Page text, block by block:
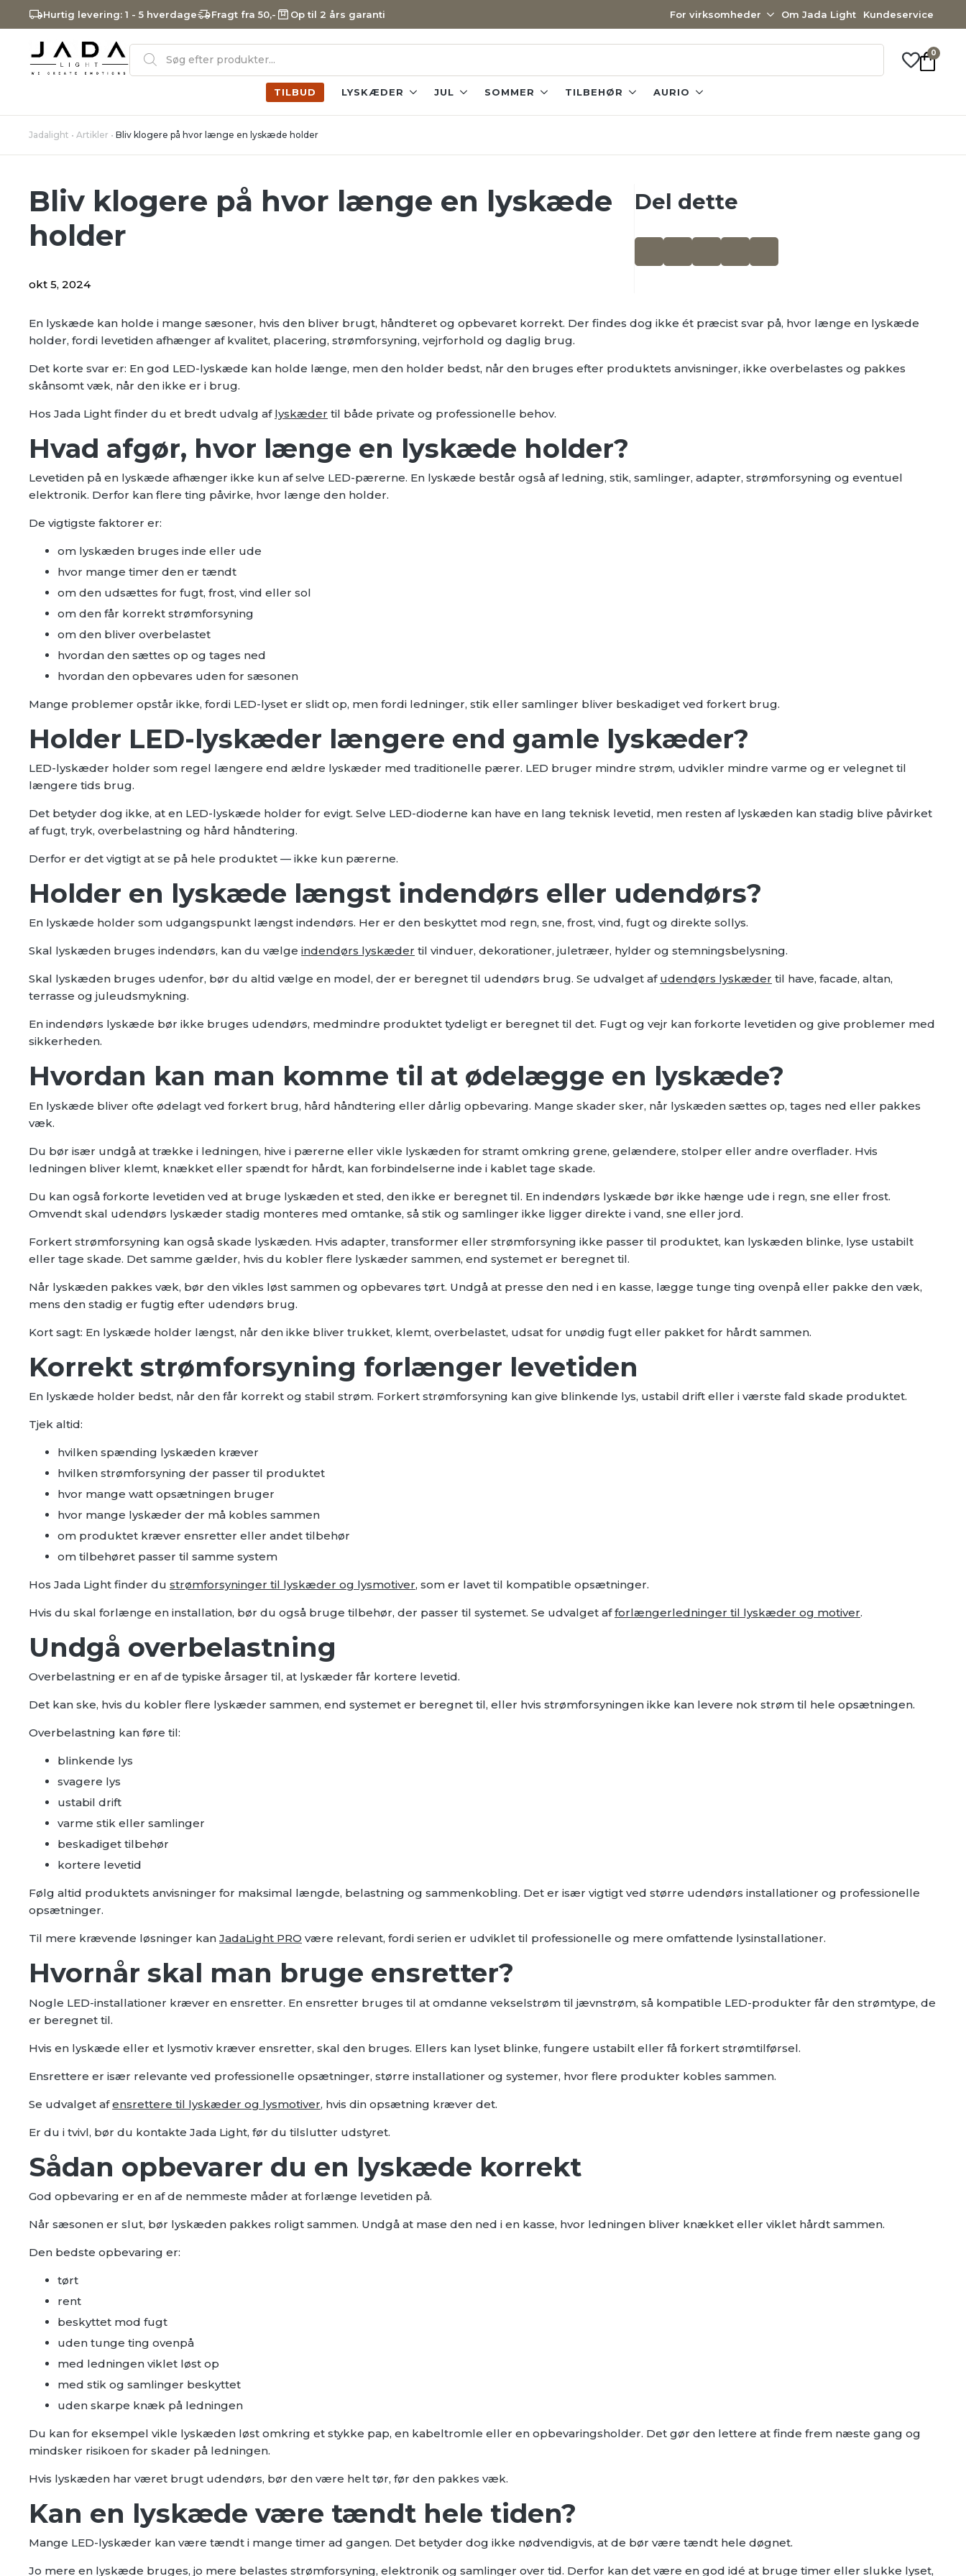
Hurtig levering: 1 - 5 hverdage Fragt fra 50,- Op til 2 års garanti For virksomheder Om Jada Light Kundeservice
Products
search 0
TILBUD LYSKÆDER JUL SOMMER TILBEHØR AURIO
Jadalight • Artikler • Bliv klogere på hvor længe en lyskæde holder
Bliv klogere på hvor længe en lyskæde
holder
okt 5, 2024
Del dette
En lyskæde kan holde i mange sæsoner, hvis den bliver brugt, håndteret og opbevaret korrekt. Der findes dog ikke ét præcist svar på, hvor længe en lyskæde
holder, fordi levetiden afhænger af kvalitet, placering, strømforsyning, vejrforhold og daglig brug.
Det korte svar er: En god LED-lyskæde kan holde længe, men den holder bedst, når den bruges efter produktets anvisninger, ikke overbelastes og pakkes
skånsomt væk, når den ikke er i brug.
Hos Jada Light finder du et bredt udvalg af lyskæder til både private og professionelle behov.
Hvad afgør, hvor længe en lyskæde holder?
Levetiden på en lyskæde afhænger ikke kun af selve LED-pærerne. En lyskæde består også af ledning, stik, samlinger, adapter, strømforsyning og eventuel
elektronik. Derfor kan flere ting påvirke, hvor længe den holder.
De vigtigste faktorer er:
om lyskæden bruges inde eller ude
hvor mange timer den er tændt
om den udsættes for fugt, frost, vind eller sol
om den får korrekt strømforsyning
om den bliver overbelastet
hvordan den sættes op og tages ned
hvordan den opbevares uden for sæsonen
Mange problemer opstår ikke, fordi LED-lyset er slidt op, men fordi ledninger, stik eller samlinger bliver beskadiget ved forkert brug.
Holder LED-lyskæder længere end gamle lyskæder?
LED-lyskæder holder som regel længere end ældre lyskæder med traditionelle pærer. LED bruger mindre strøm, udvikler mindre varme og er velegnet til
længere tids brug.
Det betyder dog ikke, at en LED-lyskæde holder for evigt. Selve LED-dioderne kan have en lang teknisk levetid, men resten af lyskæden kan stadig blive påvirket
af fugt, tryk, overbelastning og hård håndtering.
Derfor er det vigtigt at se på hele produktet — ikke kun pærerne.
Holder en lyskæde længst indendørs eller udendørs?
En lyskæde holder som udgangspunkt længst indendørs. Her er den beskyttet mod regn, sne, frost, vind, fugt og direkte sollys.
Skal lyskæden bruges indendørs, kan du vælge indendørs lyskæder til vinduer, dekorationer, juletræer, hylder og stemningsbelysning.
Skal lyskæden bruges udenfor, bør du altid vælge en model, der er beregnet til udendørs brug. Se udvalget af udendørs lyskæder til have, facade, altan,
terrasse og juleudsmykning.
En indendørs lyskæde bør ikke bruges udendørs, medmindre produktet tydeligt er beregnet til det. Fugt og vejr kan forkorte levetiden og give problemer med
sikkerheden.
Hvordan kan man komme til at ødelægge en lyskæde?
En lyskæde bliver ofte ødelagt ved forkert brug, hård håndtering eller dårlig opbevaring. Mange skader sker, når lyskæden sættes op, tages ned eller pakkes
væk.
Du bør især undgå at trække i ledningen, hive i pærerne eller vikle lyskæden for stramt omkring grene, gelændere, stolper eller andre overflader. Hvis
ledningen bliver klemt, knækket eller spændt for hårdt, kan forbindelserne inde i kablet tage skade.
Du kan også forkorte levetiden ved at bruge lyskæden et sted, den ikke er beregnet til. En indendørs lyskæde bør ikke hænge ude i regn, sne eller frost.
Omvendt skal udendørs lyskæder stadig monteres med omtanke, så stik og samlinger ikke ligger direkte i vand, sne eller jord.
Forkert strømforsyning kan også skade lyskæden. Hvis adapter, transformer eller strømforsyning ikke passer til produktet, kan lyskæden blinke, lyse ustabilt
eller tage skade. Det samme gælder, hvis du kobler flere lyskæder sammen, end systemet er beregnet til.
Når lyskæden pakkes væk, bør den vikles løst sammen og opbevares tørt. Undgå at presse den ned i en kasse, lægge tunge ting ovenpå eller pakke den væk,
mens den stadig er fugtig efter udendørs brug.
Kort sagt: En lyskæde holder længst, når den ikke bliver trukket, klemt, overbelastet, udsat for unødig fugt eller pakket for hårdt sammen.
Korrekt strømforsyning forlænger levetiden
En lyskæde holder bedst, når den får korrekt og stabil strøm. Forkert strømforsyning kan give blinkende lys, ustabil drift eller i værste fald skade produktet.
Tjek altid:
hvilken spænding lyskæden kræver
hvilken strømforsyning der passer til produktet
hvor mange watt opsætningen bruger
hvor mange lyskæder der må kobles sammen
om produktet kræver ensretter eller andet tilbehør
om tilbehøret passer til samme system
Hos Jada Light finder du strømforsyninger til lyskæder og lysmotiver, som er lavet til kompatible opsætninger.
Hvis du skal forlænge en installation, bør du også bruge tilbehør, der passer til systemet. Se udvalget afforlængerledninger til lyskæder og motiver.
Undgå overbelastning
Overbelastning er en af de typiske årsager til, at lyskæder får kortere levetid.
Det kan ske, hvis du kobler flere lyskæder sammen, end systemet er beregnet til, eller hvis strømforsyningen ikke kan levere nok strøm til hele opsætningen.
Overbelastning kan føre til:
blinkende lys
svagere lys
ustabil drift
varme stik eller samlinger
beskadiget tilbehør
kortere levetid
Følg altid produktets anvisninger for maksimal længde, belastning og sammenkobling. Det er især vigtigt ved større udendørs installationer og professionelle
opsætninger.
Til mere krævende løsninger kan JadaLight PRO være relevant, fordi serien er udviklet til professionelle og mere omfattende lysinstallationer.
Hvornår skal man bruge ensretter?
Nogle LED-installationer kræver en ensretter. En ensretter bruges til at omdanne vekselstrøm til jævnstrøm, så kompatible LED-produkter får den strømtype, de
er beregnet til.
Hvis en lyskæde eller et lysmotiv kræver ensretter, skal den bruges. Ellers kan lyset blinke, fungere ustabilt eller få forkert strømtilførsel.
Ensrettere er især relevante ved professionelle opsætninger, større installationer og systemer, hvor flere produkter kobles sammen.
Se udvalget afensrettere til lyskæder og lysmotiver, hvis din opsætning kræver det.
Er du i tvivl, bør du kontakte Jada Light, før du tilslutter udstyret.
Sådan opbevarer du en lyskæde korrekt
God opbevaring er en af de nemmeste måder at forlænge levetiden på.
Når sæsonen er slut, bør lyskæden pakkes roligt sammen. Undgå at mase den ned i en kasse, hvor ledningen bliver knækket eller viklet hårdt sammen.
Den bedste opbevaring er:
tørt
rent
beskyttet mod fugt
uden tunge ting ovenpå
med ledningen viklet løst op
med stik og samlinger beskyttet
uden skarpe knæk på ledningen
Du kan for eksempel vikle lyskæden løst omkring et stykke pap, en kabeltromle eller en opbevaringsholder. Det gør den lettere at finde frem næste gang og
mindsker risikoen for skader på ledningen.
Hvis lyskæden har været brugt udendørs, bør den være helt tør, før den pakkes væk.
Kan en lyskæde være tændt hele tiden?
Mange LED-lyskæder kan være tændt i mange timer ad gangen. Det betyder dog ikke nødvendigvis, at de bør være tændt hele døgnet.
Jo mere en lyskæde bruges, jo mere belastes strømforsyning, elektronik og samlinger over tid. Derfor kan det være en god idé at bruge timer eller slukke lyset,